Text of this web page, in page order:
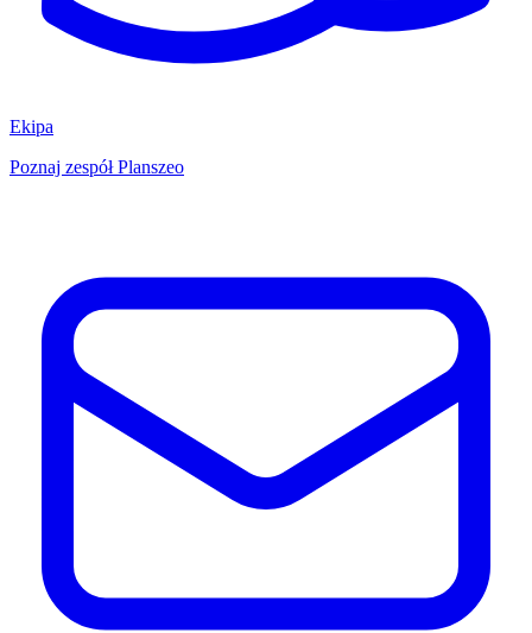
Ekipa
Poznaj zespół Planszeo